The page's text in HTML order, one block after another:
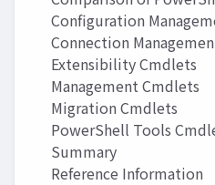
Configuration
Connection
Extensibility Cmdlets
Management Cmdlets
Migration Cmdlets
PowerShell Tools
Summary
Reference Information